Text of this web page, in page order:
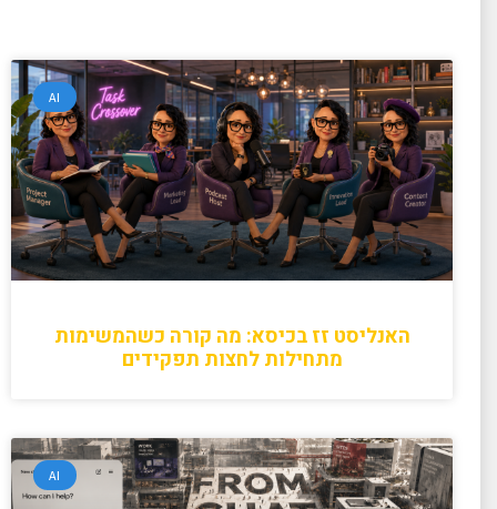
AI
האנליסט זז בכיסא: מה קורה כשהמשימות
מתחילות לחצות תפקידים
AI